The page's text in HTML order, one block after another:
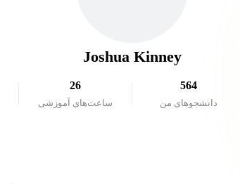
Joshua Kinney
564
دانشجو‌های من
26
ساعت‌های آموزشی